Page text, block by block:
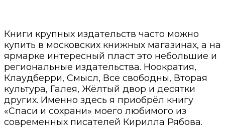
Книги крупных издательств часто можно
купить в московских книжных магазинах, а на
ярмарке интересный пласт это небольшие и
региональные издательства. Ноократия,
Клаудберри, Смысл, Все свободны, Вторая
культура, Галея, Жёлтый двор и десятки
других. Именно здесь я приобрёл книгу
«Спаси и сохрани» моего любимого из
современных писателей Кирилла Рябова.